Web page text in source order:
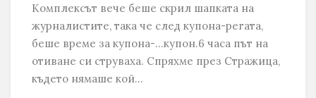
Комплексът вече беше скрил шапката на
журналистите, така че след купона-регата,
беше време за купона-...купон.6 часа път на
отиване си струваха. Спряхме през Стражица,
където нямаше кой...